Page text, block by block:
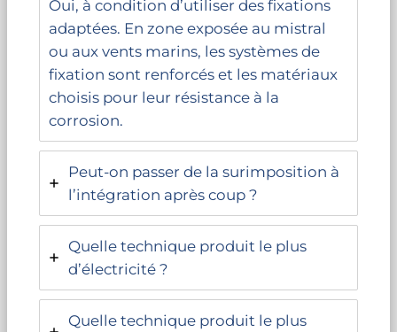
Oui, à condition d’utiliser des fixations
adaptées. En zone exposée au mistral
ou aux vents marins, les systèmes de
fixation sont renforcés et les matériaux
choisis pour leur résistance à la
corrosion.
Peut-on passer de la surimposition à
l’intégration après coup ?
Quelle technique produit le plus
d’électricité ?
Quelle technique produit le plus